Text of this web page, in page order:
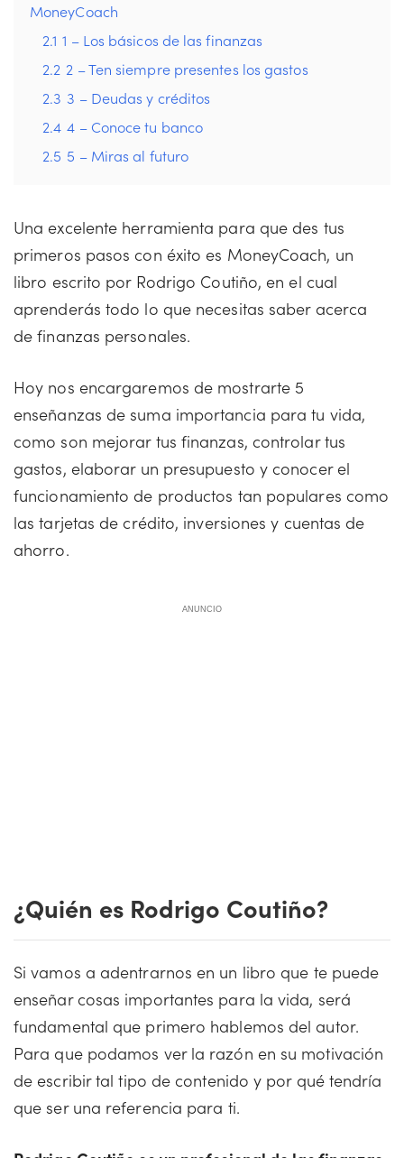
MoneyCoach
2.1 1 – Los básicos de las finanzas
2.2 2 – Ten siempre presentes los gastos
2.3 3 – Deudas y créditos
2.4 4 – Conoce tu banco
2.5 5 – Miras al futuro
Una excelente herramienta para que des tus
primeros pasos con éxito es MoneyCoach, un
libro escrito por Rodrigo Coutiño, en el cual
aprenderás todo lo que necesitas saber acerca
de finanzas personales.
Hoy nos encargaremos de mostrarte 5
enseñanzas de suma importancia para tu vida,
como son mejorar tus finanzas, controlar tus
gastos, elaborar un presupuesto y conocer el
funcionamiento de productos tan populares como
las tarjetas de crédito, inversiones y cuentas de
ahorro.
ANUNCIO
¿Quién es Rodrigo Coutiño?
Si vamos a adentrarnos en un libro que te puede
enseñar cosas importantes para la vida, será
fundamental que primero hablemos del autor.
Para que podamos ver la razón en su motivación
de escribir tal tipo de contenido y por qué tendría
que ser una referencia para ti.